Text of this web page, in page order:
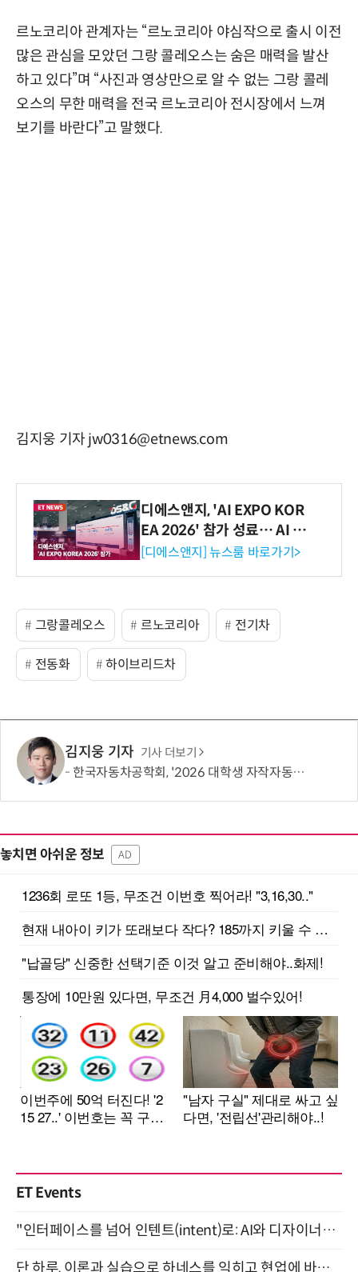
르노코리아 관계자는 “르노코리아 야심작으로 출시 이전
많은 관심을 모았던 그랑 콜레오스는 숨은 매력을 발산
하고 있다”며 “사진과 영상만으로 알 수 없는 그랑 콜레
오스의 무한 매력을 전국 르노코리아 전시장에서 느껴
보기를 바란다”고 말했다.
김지웅 기자 jw0316@etnews.com
디에스앤지, 'AI EXPO KOR
EA 2026' 참가 성료… AI 전
생애주기 아우르는 통합 솔루
[디에스앤지] 뉴스룸 바로가기>
그랑콜레오스 르노코리아 전기차
전동화 하이브리드차
김지웅 기자 기사 더보기
한국자동차공학회, '2026 대학생 자작자동차대회 포뮬러 부문' 개최
놓치면 아쉬운 정보 AD
ET Events
"인터페이스를 넘어 인텐트(intent)로: AI와 디자이너가 함께 만드는 공존의 UX" 강남역 (9/2)
단 하루, 이론과 실습으로 하네스를 익히고 현업에 바로 쓰는 핸즈온 워크숍 (8/20)